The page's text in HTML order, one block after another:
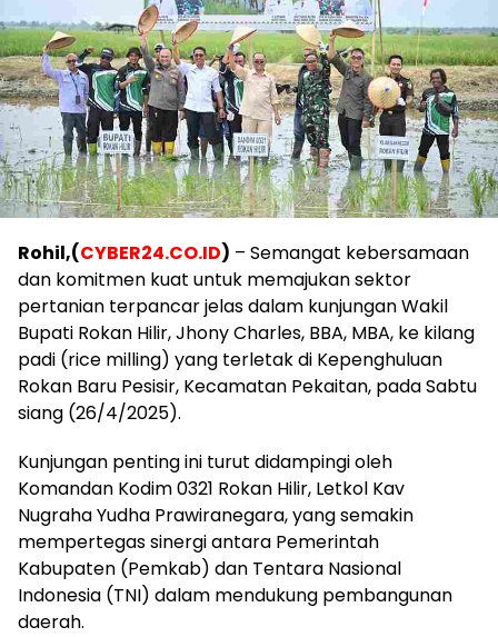
Rohil,(CYBER24.CO.ID) – Semangat kebersamaan
dan komitmen kuat untuk memajukan sektor
pertanian terpancar jelas dalam kunjungan Wakil
Bupati Rokan Hilir, Jhony Charles, BBA, MBA, ke kilang
padi (rice milling) yang terletak di Kepenghuluan
Rokan Baru Pesisir, Kecamatan Pekaitan, pada Sabtu
siang (26/4/2025).
Kunjungan penting ini turut didampingi oleh
Komandan Kodim 0321 Rokan Hilir, Letkol Kav
Nugraha Yudha Prawiranegara, yang semakin
mempertegas sinergi antara Pemerintah
Kabupaten (Pemkab) dan Tentara Nasional
Indonesia (TNI) dalam mendukung pembangunan
daerah.